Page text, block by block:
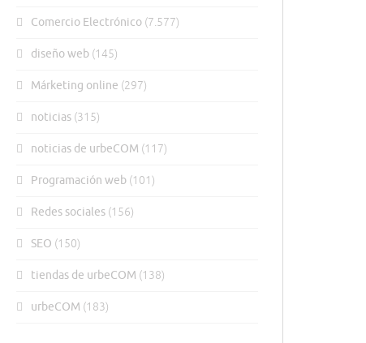
Comercio Electrónico (7.577)
diseño web (145)
Márketing online (297)
noticias (315)
noticias de urbeCOM (117)
Programación web (101)
Redes sociales (156)
SEO (150)
tiendas de urbeCOM (138)
urbeCOM (183)